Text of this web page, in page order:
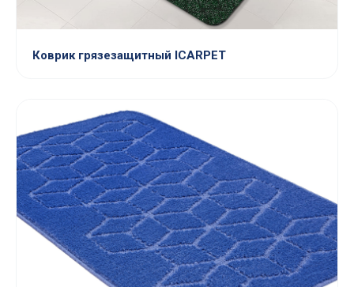
Коврик грязезащитный ICARPET